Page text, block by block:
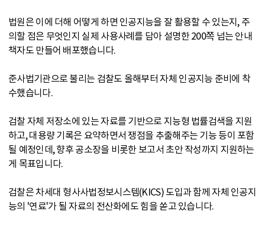
법원은 이에 더해 어떻게 하면 인공지능을 잘 활용할 수 있는지, 주
의할 점은 무엇인지 실제 사용사례를 담아 설명한 200쪽 넘는 안내
책자도 만들어 배포했습니다.
준사법기관으로 불리는 검찰도 올해부터 자체 인공지능 준비에 착
수했습니다.
검찰 자체 저장소에 있는 자료를 기반으로 지능형 법률검색을 지원
하고, 대용량 기록은 요약하면서 쟁점을 추출해주는 기능 등이 포함
될 예정인데, 향후 공소장을 비롯한 보고서 초안 작성까지 지원하는
게 목표입니다.
검찰은 차세대 형사사법정보시스템(KICS) 도입과 함께 자체 인공지
능의 '연료'가 될 자료의 전산화에도 힘을 쏟고 있습니다.